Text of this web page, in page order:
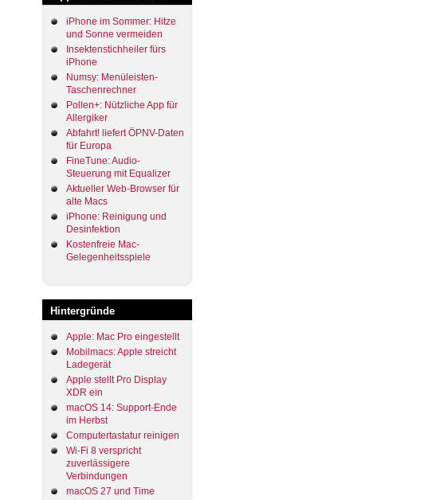
iPhone im Sommer: Hitze
und Sonne vermeiden
Insektenstichheiler fürs
iPhone
Numsy: Menüleisten-
Taschenrechner
Pollen+: Nützliche App für
Allergiker
Abfahrt! liefert ÖPNV-Daten
für Europa
FineTune: Audio-
Steuerung mit Equalizer
Aktueller Web-Browser für
alte Macs
iPhone: Reinigung und
Desinfektion
Kostenfreie Mac-
Gelegenheitsspiele
Hintergründe
Apple: Mac Pro eingestellt
Mobilmacs: Apple streicht
Ladegerät
Apple stellt Pro Display
XDR ein
macOS 14: Support-Ende
im Herbst
Computertastatur reinigen
Wi-Fi 8 verspricht
zuverlässigere
Verbindungen
macOS 27 und Time